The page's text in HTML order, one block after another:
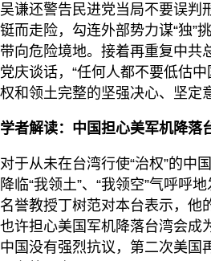
吴谦还警告民进党当局不要误判
铤而走险，勾连外部势力谋“独”
带向危险境地。接着再重复中共
党庆谈话，“任何人都不要低估
权和领土完整的坚强决心、坚定
学者解读：中国担心美军机降落
对于从未在台湾行使“治权”的中
降临“我领土”、“我领空”气呼呼
名誉教授丁树范对本台表示，他
也许担心美国军机降落台湾会成
中国没有强烈抗议，第二次美国